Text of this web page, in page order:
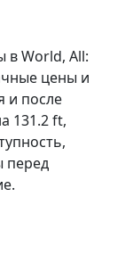
в World, All:
цены и
и после
131.2 ft,
перед